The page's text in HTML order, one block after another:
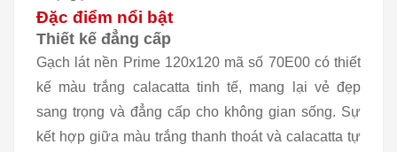
Đặc điểm nổi bật
Thiết kế đẳng cấp
Gạch lát nền Prime 120x120 mã số 70E00 có thiết
kế màu trắng calacatta tinh tế, mang lại vẻ đẹp
sang trọng và đẳng cấp cho không gian sống. Sự
kết hợp giữa màu trắng thanh thoát và calacatta tự